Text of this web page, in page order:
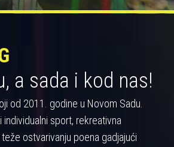
a sada i kod nas!
od 2011. godine u Novom Sadu.
individualni sport, rekreativna
ostvarivanju poena gadjajući